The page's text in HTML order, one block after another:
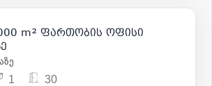
10 000 | m² 10
m² ფართობის ოფისი
1 30